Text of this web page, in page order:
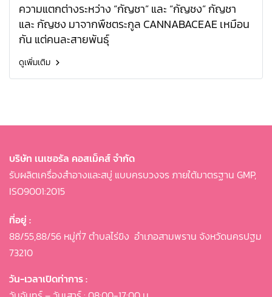
ความแตกต่างระหว่าง “กัญชา” และ “กัญชง” กัญชา
และ กัญชง มาจากพืชตระกูล CANNABACEAE เหมือน
กัน แต่คนละสายพันธุ์
ดูเพิ่มเติม
บริษัท เนเชอรัล คอสเม็คส์ จำกัด
รับผลิตเครื่องสำอางและสบู่ แบบครบวงจร ภายใต้มาตรฐาน GMP,
ISO9001:2015
ที่อยู่ :
88/55,88/56 หมู่ที่7 ตำบลไร่ขิง อำเภอสามพราน จังหวัดนครปฐม
73210
วัน-เวลาเปิดท่าการ :